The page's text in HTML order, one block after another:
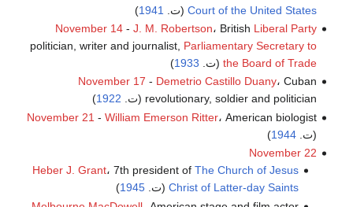
Court of the United States (ت. 1941
)
November 14- J. M. Robertson، British Liberal Party
politician, writer and journalist, Parliamentary Secretary to
the Board of Trade (ت. 1933
)
November 17 - Demetrio Castillo Duany، Cuban
revolutionary, soldier and politician (ت.
1922
)
November 21 - William Emerson Ritter، American biologist
(ت.1944
)
November 22
Heber J. Grant، 7th president ofThe Church of Jesus
Christ of Latter-day Saints(ت. 1945
)